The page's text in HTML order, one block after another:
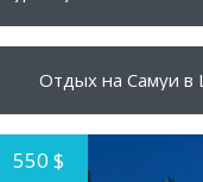
1090 $
Отдых на Самуи в
550 $